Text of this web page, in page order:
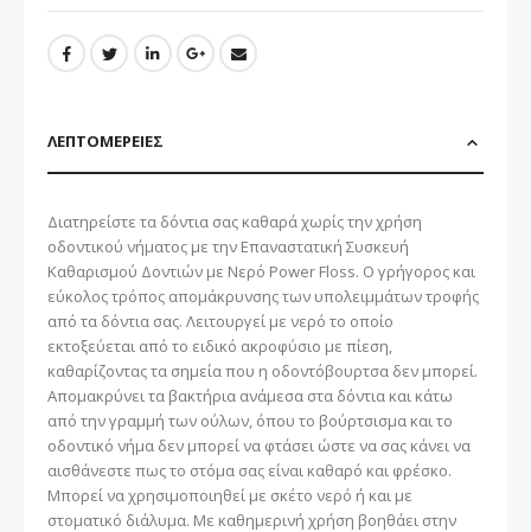
ΛΕΠΤΟΜΈΡΕΙΕΣ
Διατηρείστε τα δόντια σας καθαρά χωρίς την χρήση
οδοντικού νήματος με την Επαναστατική Συσκευή
Καθαρισμού Δοντιών με Νερό Power Floss. Ο γρήγορος και
εύκολος τρόπος απομάκρυνσης των υπολειμμάτων τροφής
από τα δόντια σας. Λειτουργεί με νερό το οποίο
εκτοξεύεται από το ειδικό ακροφύσιο με πίεση,
καθαρίζοντας τα σημεία που η οδοντόβουρτσα δεν μπορεί.
Απομακρύνει τα βακτήρια ανάμεσα στα δόντια και κάτω
από την γραμμή των ούλων, όπου το βούρτσισμα και το
οδοντικό νήμα δεν μπορεί να φτάσει ώστε να σας κάνει να
αισθάνεστε πως το στόμα σας είναι καθαρό και φρέσκο.
Μπορεί να χρησιμοποιηθεί με σκέτο νερό ή και με
στοματικό διάλυμα. Με καθημερινή χρήση βοηθάει στην